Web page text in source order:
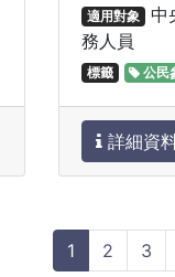
適用對象 中
務人員
標籤 公民
詳細資
1 2 3